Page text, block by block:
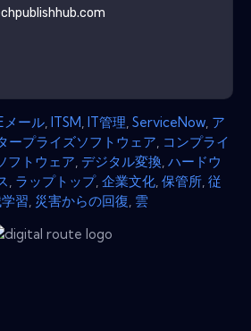
メール ITSM IT管​​理 ServiceNow ア
ープライズソフトウェア コンプライ
フトウェア デジタル変換 ハードウ
ラップトップ, 企業文化 保管所 従
習 災害からの回復 雲